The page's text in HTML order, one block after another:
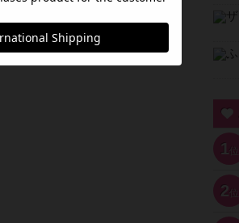
1 位
2 位